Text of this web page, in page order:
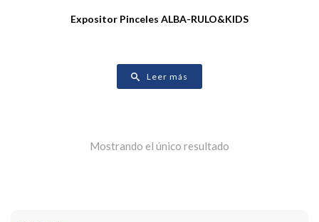
Expositor Pinceles ALBA-RULO&KIDS
Leer más
Mostrando el único resultado